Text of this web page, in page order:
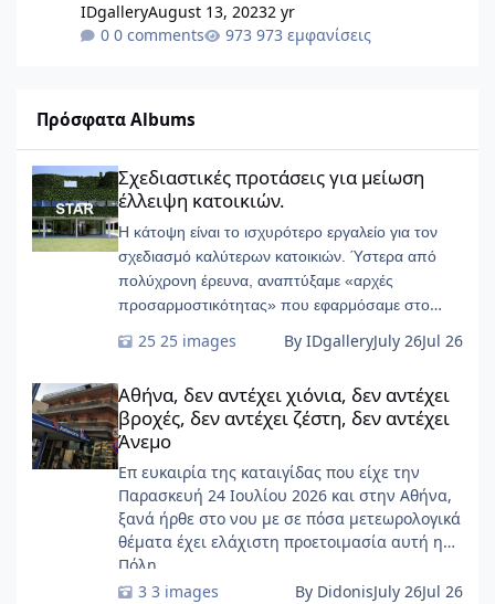
IDgalleryAugust 13, 20232 yr
0 comments
973 εμφανίσεις
Πρόσφατα Albums
Σχεδιαστικές προτάσεις για μείωση έλλειψη κατοικιών.
Σχεδιαστικές προτάσεις για μείωση
έλλειψη κατοικιών.
Η κάτοψη είναι το ισχυρότερο εργαλείο για τον
σχεδιασμό καλύτερων κατοικιών. Ύστερα από
πολύχρονη έρευνα, αναπτύξαμε «αρχές
προσαρμοστικότητας» που εφαρμόσαμε στο
25 images By IDgalleryJuly 26Jul 26
Αθήνα, δεν αντέχει χιόνια, δεν αντέχει
βροχές, δεν αντέχει ζέστη, δεν αντέχει
Άνεμο
Επ ευκαιρία της καταιγίδας που είχε την
Παρασκευή 24 Ιουλίου 2026 και στην Αθήνα,
ξανά ήρθε στο νου με σε πόσα μετεωρολογικά
θέματα έχει ελάχιστη προετοιμασία αυτή η
Πόλη ......
3 images
By DidonisJuly 26Jul 26